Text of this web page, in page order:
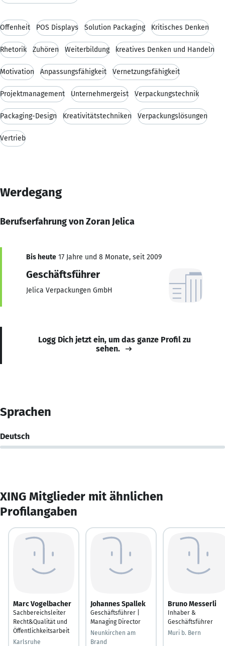
Offenheit POS Displays Solution Packaging Kritisches Denken
Rhetorik Zuhören Weiterbildung kreatives Denken und Handeln
Motivation Anpassungsfähigkeit Vernetzungsfähigkeit
Projektmanagement Unternehmergeist Verpackungstechnik
Packaging-Design Kreativitätstechniken Verpackungslösungen
Vertrieb
Werdegang
Berufserfahrung von Zoran Jelica
Bis heute 17 Jahre und 8 Monate, seit 2009
Geschäftsführer
Jelica Verpackungen GmbH
Logg Dich jetzt ein, um das ganze Profil zu
sehen.
Sprachen
Deutsch
XING Mitglieder mit ähnlichen
Profilangaben
Marc Vogelbacher
Sachbereichsleiter
Recht&Qualität und
Öffentlichkeitsarbeit
Karlsruhe
Johannes Spallek
Geschäftsführer |
Managing Director
Neunkirchen am
Brand
Bruno Messerli
Inhaber &
Geschäftsführer
Muri b. Bern